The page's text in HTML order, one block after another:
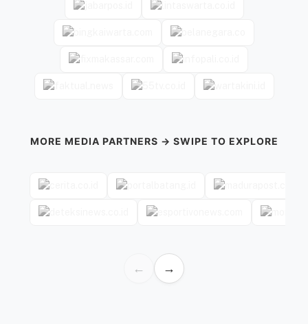
MORE MEDIA PARTNERS → SWIPE TO EXPLORE
← →